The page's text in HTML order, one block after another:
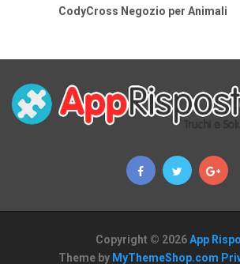
CodyCross Negozio per Animali
Copyright © 2026App
Theme by MyThemeShop.com